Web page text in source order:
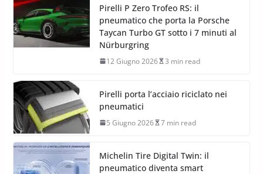
Pirelli P Zero Trofeo RS: il
pneumatico che porta la Porsche
Taycan Turbo GT sotto i 7 minuti al
Nürburgring
12 Giugno 2026 3 min read
Pirelli porta l’acciaio riciclato nei
pneumatici
5 Giugno 2026 7 min read
Michelin Tire Digital Twin: il
pneumatico diventa smart